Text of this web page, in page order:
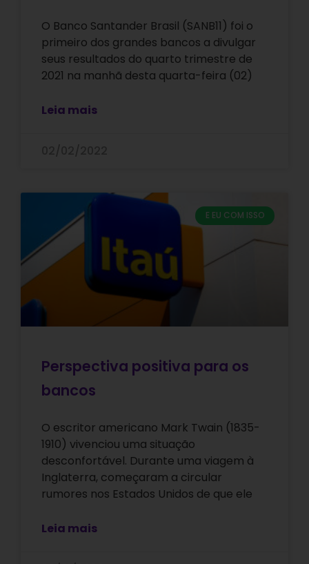
O Banco Santander Brasil (SANB11) foi o
primeiro dos grandes bancos a divulgar
seus resultados do quarto trimestre de
2021 na manhã desta quarta-feira (02)
Leia mais
E EU COM ISSO
Perspectiva positiva para os
bancos
O escritor americano Mark Twain (1835-
1910) vivenciou uma situação
desconfortável. Durante uma viagem à
Inglaterra, começaram a circular
rumores nos Estados Unidos de que ele
Leia mais